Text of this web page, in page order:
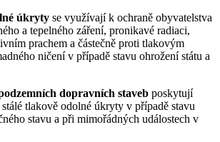
úkryty se využívají k ochraně obyvatelstva
a tepelného záření, pronikavé radiaci,
prachem a částečně proti tlakovým
ničení v případě stavu ohrožení státu a
dopravních staveb poskytují
tlakově odolné úkryty v případě stavu
stavu a při mimořádných událostech v